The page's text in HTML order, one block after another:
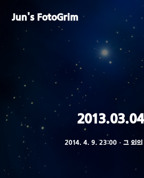
Jun's FotoGrim
2013.03.04
2014. 4. 9. 23:00ㆍ 그 외